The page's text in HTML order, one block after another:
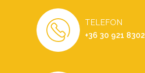
TELEFON
+36 30 921 8302